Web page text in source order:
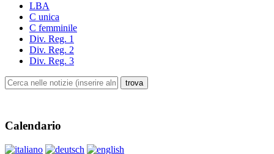
LBA
C unica
C femminile
Div. Reg. 1
Div. Reg. 2
Div. Reg. 3
Calendario